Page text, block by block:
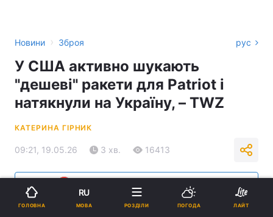
Новини › Зброя рус
У США активно шукають
"дешеві" ракети для Patriot і
натякнули на Україну, – TWZ
КАТЕРИНА ГІРНИК
09:21, 19.05.26 3 хв. 16413
Підпишіться на нас в Google
ГОЛОВНА
RU
МОВА РОЗДІЛИ ПОГОДА ЛАЙТ